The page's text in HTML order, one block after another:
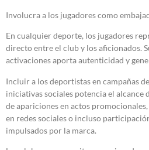
Involucra a los jugadores como
En cualquier deporte, los jugadores
directo entre el club y los aficionados.
activaciones aporta autenticidad y
Incluir a los deportistas en campañas
iniciativas sociales potencia el alcance
de apariciones en actos
en redes sociales o incluso
impulsados por la marca.